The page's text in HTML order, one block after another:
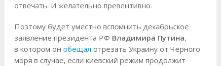
отвечать. И желательно превентивно.
Поэтому будет уместно вспомнить декабрьское
заявление президента РФ Владимира Путина,
в котором он обещал отрезать Украину от Черного
моря в случае, если киевский режим продолжит